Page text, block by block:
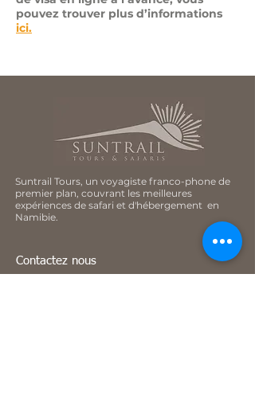
pouvez trouver plus d’informations
ici.
Suntrail Tours, un voyagiste franco-phone de
premier plan, couvrant les meilleures
expériences de safari et d'hébergement en
Namibie.
Contactez nous